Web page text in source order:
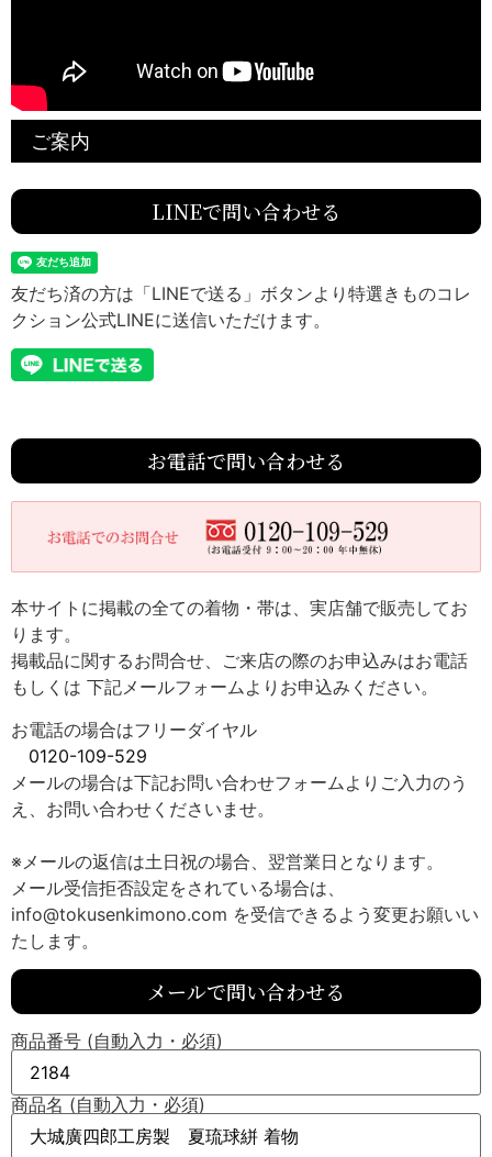
ご案内
本サイトに掲載の全ての着物・帯は、実店舗で販売してお
ります。
掲載品に関するお問合せ、ご来店の際のお申込みはお電話
もしくは 下記メールフォームよりお申込みください。
お電話の場合はフリーダイヤル
0120-109-529
メールの場合は下記お問い合わせフォームよりご入力のう
え、お問い合わせくださいませ。
※メールの返信は土日祝の場合、翌営業日となります。
メール受信拒否設定をされている場合は、
info@tokusenkimono.com を受信できるよう変更お願いい
たします。
メールで問い合わせる
商品番号 (自動入力・必須)
商品名 (自動入力・必須)
LINEで問い合わせる
友だち済の方は「LINEで送る」ボタンより特選きものコレ
クション公式LINEに送信いただけます。
お電話で問い合わせる